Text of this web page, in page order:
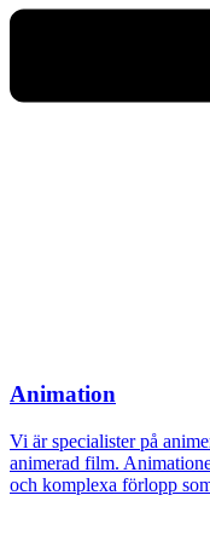
Animation
Vi är specialister på
animerad film.
och komplexa förlopp